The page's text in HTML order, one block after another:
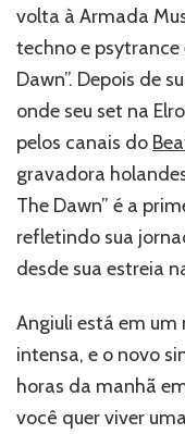
Techno
e
Psytrance
em
‘Break
The
Dawn’
volta à Armada
techno e psytrance
Dawn”. Depois de
onde seu set na
pelos canais do
gravadora
The Dawn” é a
refletindo sua
desde sua estreia
Angiuli está em
intensa, e o novo
horas da manhã
você quer viver